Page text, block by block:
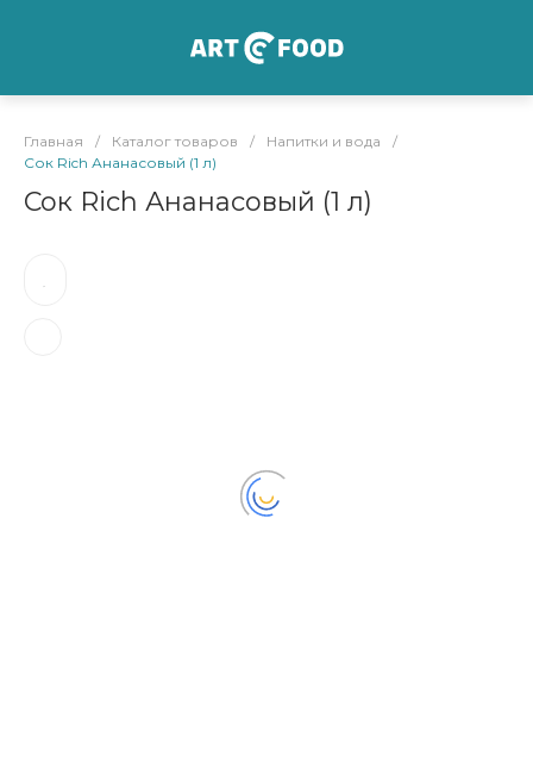
Главная / Каталог товаров / Напитки и вода
/
Сок Rich Ананасовый (1 л)
Сок Rich Ананасовый (1 л)